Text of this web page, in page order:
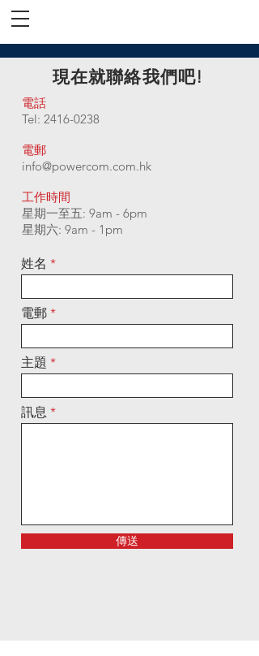
​現在就聯絡我們吧!
電話
Tel: 2416-0238
電郵
info@powercom.com.hk
工作時間
星期一至五: 9am - 6pm
星期六: 9am - 1pm
姓名
電郵
主題
訊息
傳送